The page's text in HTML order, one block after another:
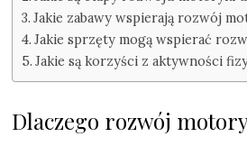
Jakie zabawy wspierają rozwój
Jakie sprzęty mogą wspierać
Jakie są korzyści z aktywności
Dlaczego rozwój